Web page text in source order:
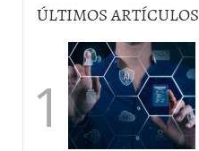
ÚLTIMOS ARTÍCULOS